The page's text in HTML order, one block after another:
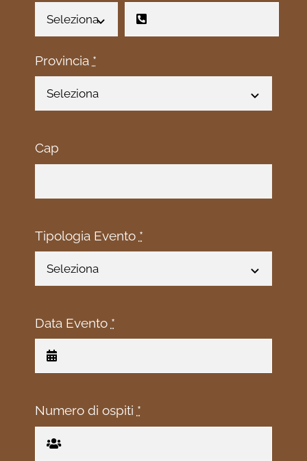
Provincia *
Cap
Tipologia Evento *
Data Evento *
Numero di ospiti *